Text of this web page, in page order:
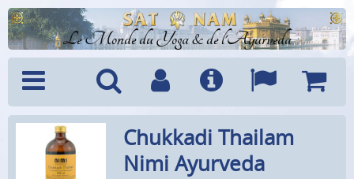
Le Monde du Yoga & de l'Ayurveda
Menu Recherche
CompteInfo LanguesPanier
Chukkadi Thailam
Nimi Ayurveda